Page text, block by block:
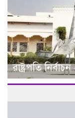
রাষ্ট্রপতি